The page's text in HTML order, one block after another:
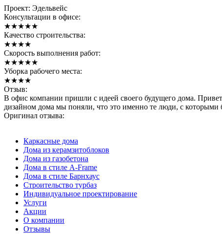
Проект: Эдельвейс
Консультации в офисе:
★★★★★
Качество строительства:
★★★★
Скорость выполнения работ:
★★★★★
Уборка рабочего места:
★★★★
Отзыв:
В офис компании пришли с идеей своего будущего дома.
дизайном дома мы поняли, что это именно те люди, с которыми
Оригинал отзыва:
Каркасные дома
Дома из керамзитоблоков
Дома из газобетона
Дома в стиле A-Frame
Дома в стиле Барнхаус
Строительство турбаз
Индивидуальное проектирование
Услуги
Акции
О компании
Отзывы